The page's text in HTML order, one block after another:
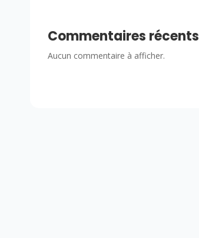
Commentaires récents
Aucun commentaire à afficher.